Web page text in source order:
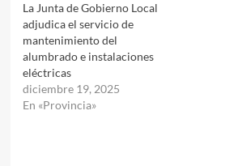
La Junta de Gobierno Local
adjudica el servicio de
mantenimiento del
alumbrado e instalaciones
eléctricas
diciembre 19, 2025
En «Provincia»